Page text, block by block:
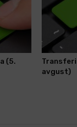
(5.
avgust)